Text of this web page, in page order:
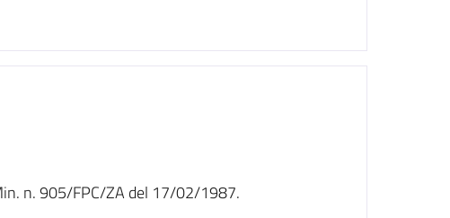
n. 905/FPC/ZA del 17/02/1987.